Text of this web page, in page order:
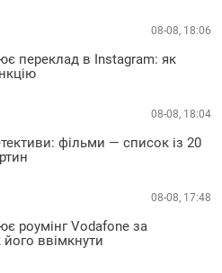
08-08, 18:06
переклад в Instagram: як
08-08, 18:04
фільми — список із 20
08-08, 17:48
роумінг Vodafone за
ввімкнути